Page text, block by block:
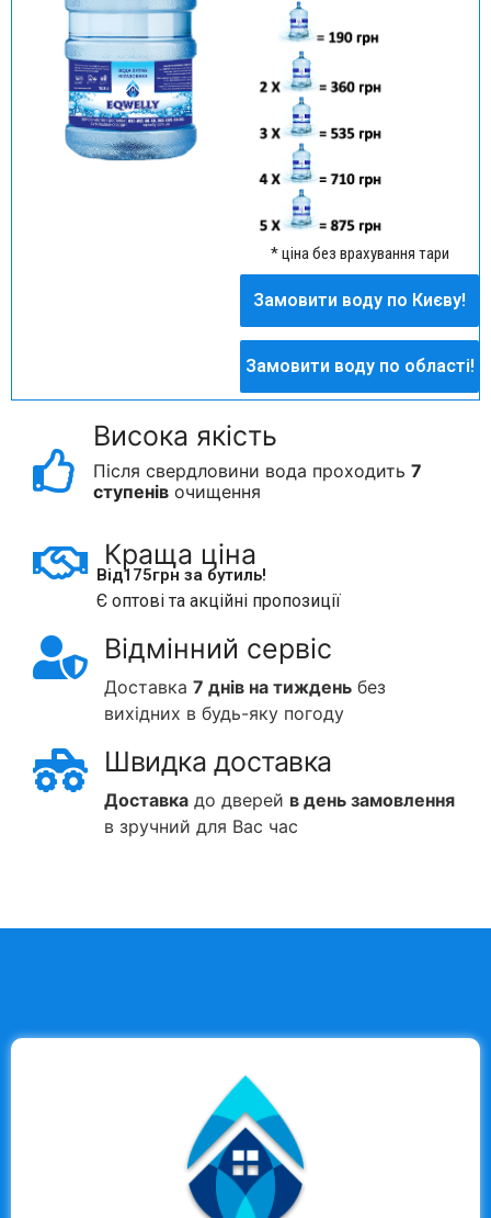
* ціна без врахування тари
Замовити воду по Києву!
Замовити воду по Києву!
Замовити воду по області!
Замовити воду по області!
Висока якість
Після свердловини вода проходить 7
ступенів очищення
Краща ціна
Від175грн за бутиль!
Є оптові та акційні пропозиції
Відмінний сервіс
Доставка 7 днів на тиждень без
вихідних в будь-яку погоду
Швидка доставка
Доставка до дверей в день замовлення
в зручний для Вас час